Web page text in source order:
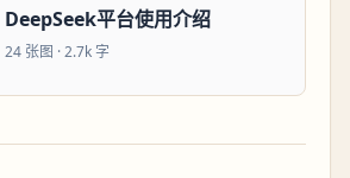
DeepSeek平台使用介绍
24 张图 ·2.7k 字